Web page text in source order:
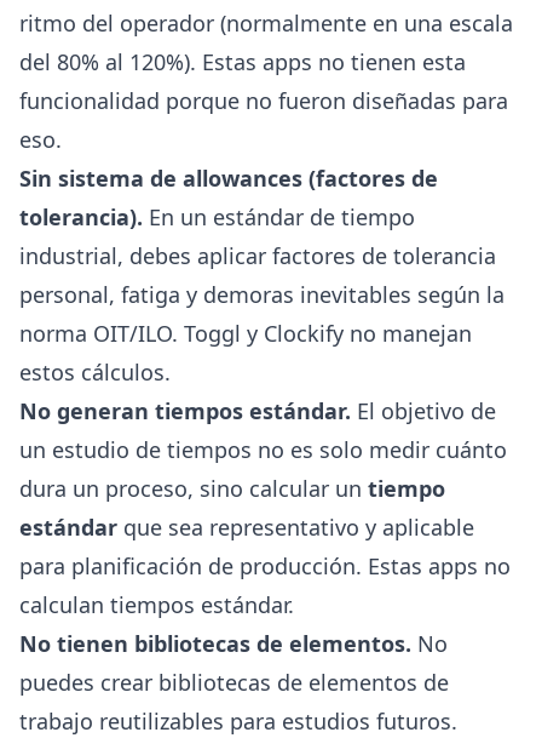
ritmo del operador (normalmente en una escala
del 80% al 120%). Estas apps no tienen esta
funcionalidad porque no fueron diseñadas para
eso.
Sin sistema de allowances (factores de
tolerancia). En un estándar de tiempo
industrial, debes aplicar factores de tolerancia
personal, fatiga y demoras inevitables según la
norma OIT/ILO. Toggl y Clockify no manejan
estos cálculos.
No generan tiempos estándar. El objetivo de
un estudio de tiempos no es solo medir cuánto
dura un proceso, sino calcular un tiempo
estándar que sea representativo y aplicable
para planificación de producción. Estas apps no
calculan tiempos estándar.
No tienen bibliotecas de elementos. No
puedes crear bibliotecas de elementos de
trabajo reutilizables para estudios futuros.